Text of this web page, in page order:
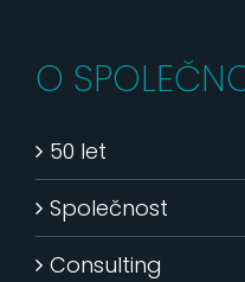
O
50 let
Společnost
Consulting